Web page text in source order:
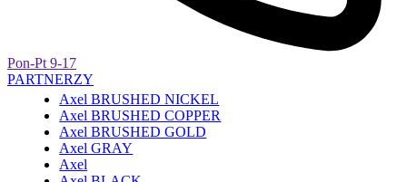
Pon-Pt 9-17
PARTNERZY
Axel BRUSHED NICKEL
Axel BRUSHED COPPER
Axel BRUSHED GOLD
Axel GRAY
Axel